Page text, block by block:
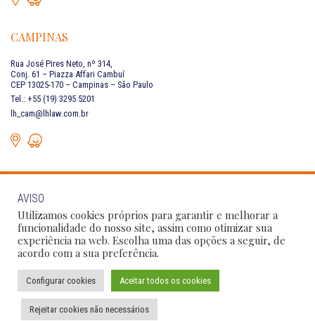
CAMPINAS
Rua José Pires Neto, nº 314,
Conj. 61 – Piazza Affari Cambuí
CEP 13025-170 – Campinas – São Paulo
Tel.: +55 (19) 3295 5201
lh_cam@lhlaw.com.br
FALE CONOSCO
Siga as nossas redes sociais:
Política de Privacidade Condições de Uso
AVISO
Utilizamos cookies próprios para garantir e melhorar a
funcionalidade do nosso site, assim como otimizar sua
experiência na web. Escolha uma das opções a seguir, de
acordo com a sua preferência.
Configurar cookies Aceitar todos os cookies
Rejeitar cookies não necessários